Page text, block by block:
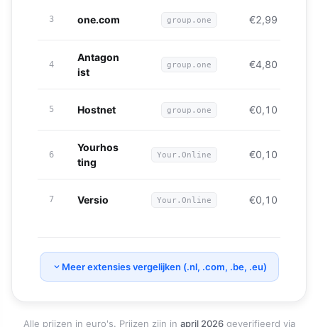
3 one.com group.one €2,99
4
Antagon
ist
group.one €4,80
5 Hostnet group.one €0,10
6
Yourhos
ting
Your.Online €0,10
7 Versio Your.Online €0,10
Meer extensies vergelijken (.nl, .com, .be, .eu)
Alle prijzen in euro's. Prijzen zijn in april 2026geverifieerd via